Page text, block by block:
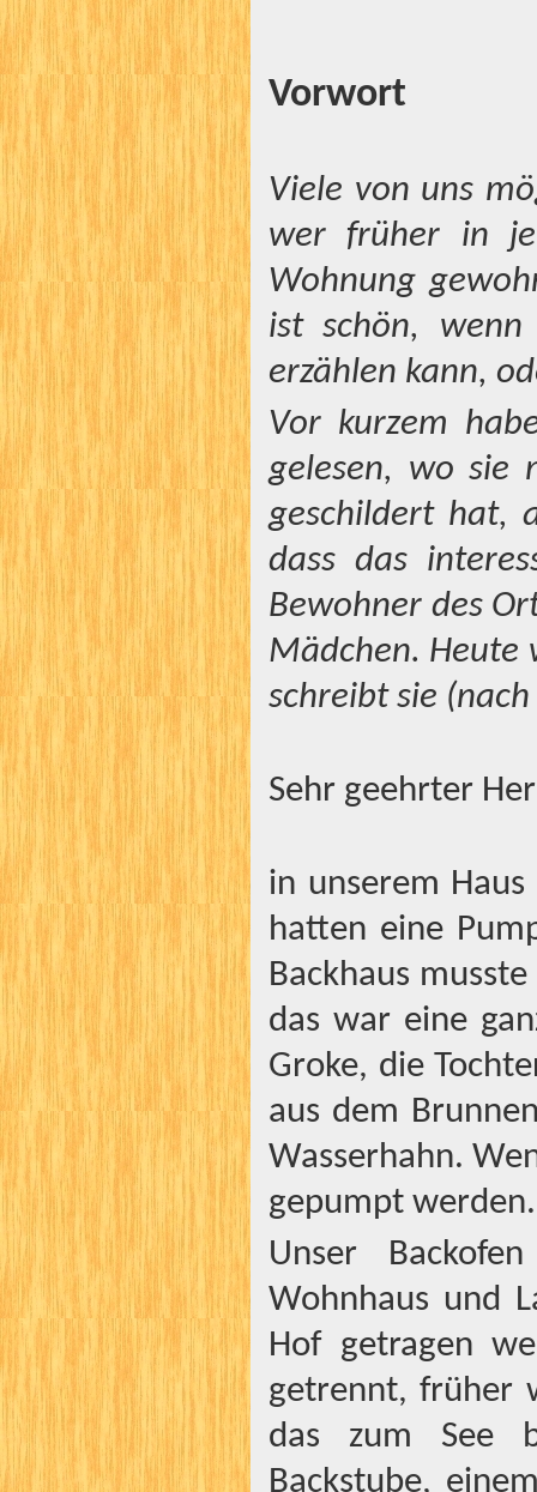
Vorwort
Viele von uns
wer früher in
Wohnung
ist schön,
erzählen kann,
Vor kurzem
gelesen, wo sie
geschildert hat,
dass das
Bewohner des
Mädchen. Heute
schreibt sie
Sehr geehrter
in unserem
hatten eine
Backhaus
das war eine
Groke, die
aus dem
Wasserhahn.
gepumpt werden.
Unser
Wohnhaus und
Hof getragen
getrennt, früher
das zum See
Backstube,